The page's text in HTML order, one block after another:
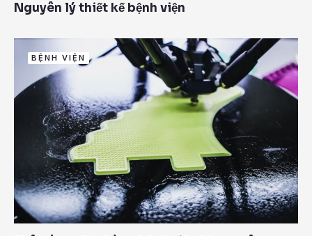
Nguyên lý thiết kế bệnh viện
BỆNH VIỆN